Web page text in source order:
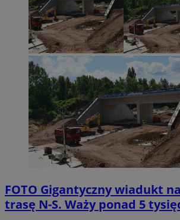
FOTO Gigantyczny wiadukt
trasę N-S. Waży ponad 5